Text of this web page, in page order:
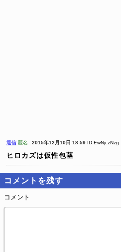
返信 匿名 2015年12月10日 18:59 ID:EwNjczNzg
ヒロカズは仮性包茎
コメントを残す
コメント